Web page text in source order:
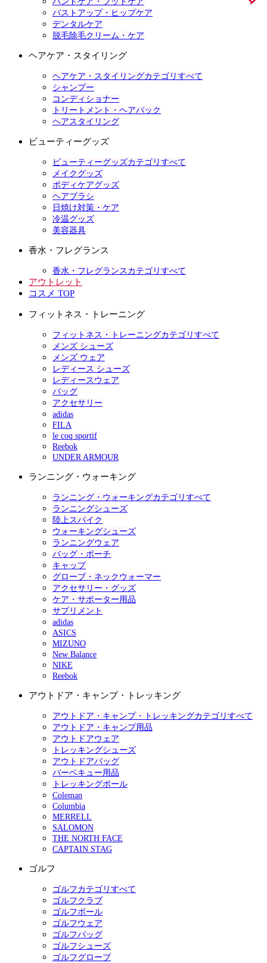
バストアップ・ヒップケア
デンタルケア
脱毛除毛クリーム・ケア
ヘアケア・スタイリング
ヘアケア・スタイリングカテゴリすべて
シャンプー
コンディショナー
トリートメント・ヘアパック
ヘアスタイリング
ビューティーグッズ
ビューティーグッズカテゴリすべて
メイクグッズ
ボディケアグッズ
ヘアブラシ
日焼け対策・ケア
冷温グッズ
美容器具
香水・フレグランス
香水・フレグランスカテゴリすべて
アウトレット
コスメ TOP
フィットネス・トレーニング
フィットネス・トレーニングカテゴリすべて
メンズ シューズ
メンズ ウェア
レディース シューズ
レディースウェア
バッグ
アクセサリー
adidas
FILA
le coq sportif
Reebok
UNDER ARMOUR
ランニング・ウォーキング
ランニング・ウォーキングカテゴリすべて
ランニングシューズ
陸上スパイク
ウォーキングシューズ
ランニングウェア
バッグ・ポーチ
キャップ
グローブ・ネックウォーマー
アクセサリー・グッズ
ケア・サポーター用品
サプリメント
adidas
ASICS
MIZUNO
New Balance
NIKE
Reebok
アウトドア・キャンプ・トレッキング
アウトドア・キャンプ・トレッキングカテゴリすべて
アウトドア・キャンプ用品
アウトドアウェア
トレッキングシューズ
アウトドアバッグ
バーベキュー用品
トレッキングポール
Coleman
Columbia
MERRELL
SALOMON
THE NORTH FACE
CAPTAIN STAG
ゴルフ
ゴルフカテゴリすべて
ゴルフクラブ
ゴルフボール
ゴルフウェア
ゴルフバッグ
ゴルフシューズ
ゴルフグローブ